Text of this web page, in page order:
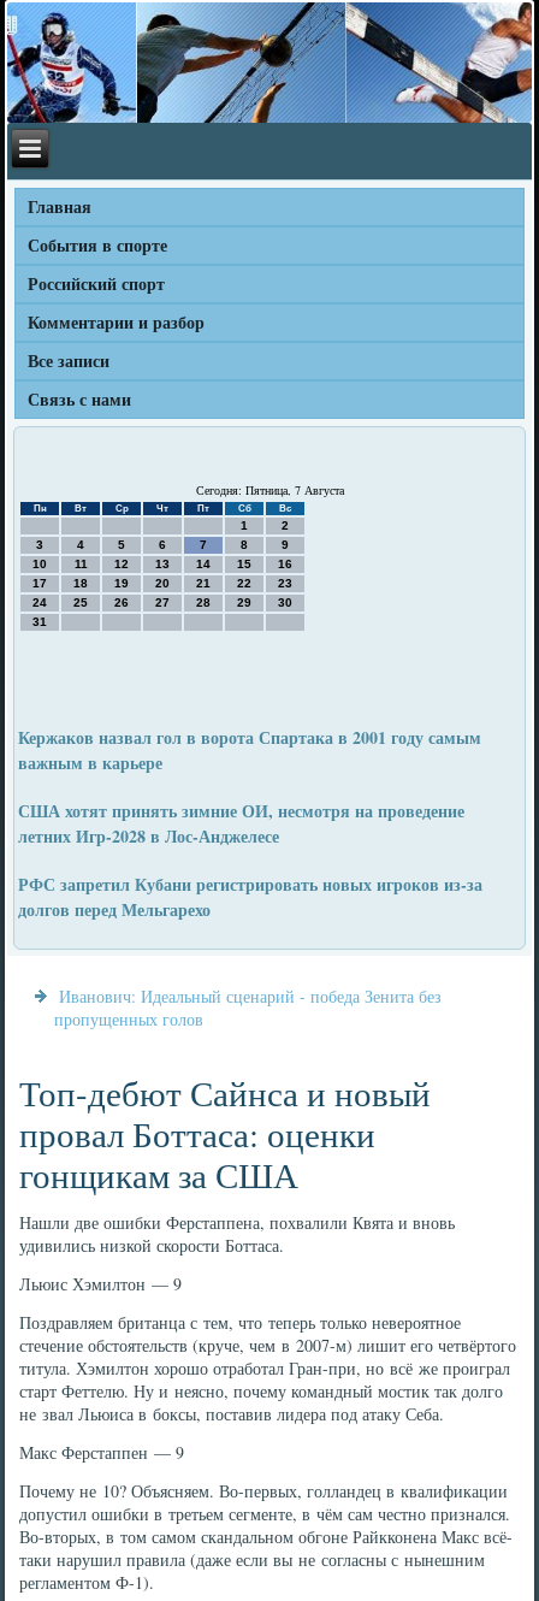
Главная
События в спорте
Российский спорт
Комментарии и разбор
Все записи
Связь с нами
Сегодня: Пятница, 7 Августа
Пн Вт Ср Чт Пт Сб Вс
1
2
3
4 5 6 7 8
9
10
11 12 13 14 15
16
17
18 19 20 21 22
23
24
25 26 27 28 29
30
31
Кержаков назвал гол в ворота Спартака в 2001 году самым
важным в карьере
США хотят принять зимние ОИ, несмотря на проведение
летних Игр-2028 в Лос-Анджелесе
РФС запретил Кубани регистрировать новых игроков из-за
долгов перед Мельгарехо
Иванович: Идеальный сценарий - победа Зенита без
пропущенных голов
Топ-дебют Сайнса и новый
провал Боттаса: оценки
гонщикам за США
Нашли две ошибки Ферстаппена, похвалили Квята и вновь
удивились низкой скорости Боттаса.
Льюис Хэмилтон — 9
Поздравляем британца с тем, что теперь только невероятное
стечение обстоятельств (круче, чем в 2007-м) лишит его четвёртого
титула. Хэмилтон хорошо отработал Гран-при, но всё же проиграл
старт Феттелю. Ну и неясно, почему командный мостик так долго
не звал Льюиса в боксы, поставив лидера под атаку Себа.
Макс Ферстаппен — 9
Почему не 10? Объясняем. Во-первых, голландец в квалификации
допустил ошибки в третьем сегменте, в чём сам честно признался.
Во-вторых, в том самом скандальном обгоне Райкконена Макс всё-
таки нарушил правила (даже если вы не согласны с нынешним
регламентом Ф-1).